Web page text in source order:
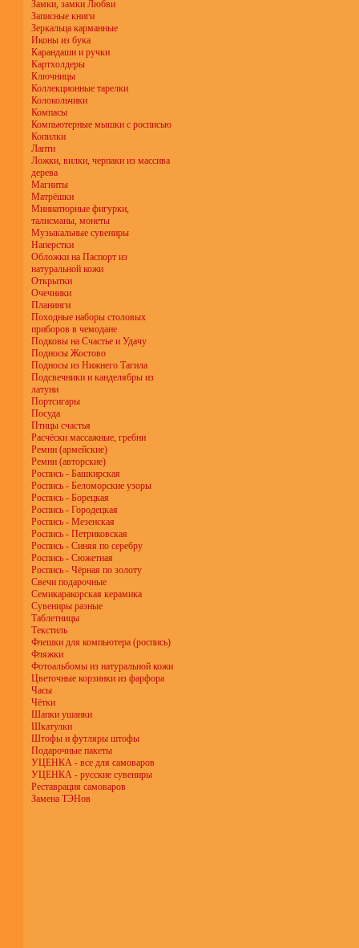
Замки, замки Любви
Записные книги
Зеркальца карманные
Иконы из бука
Карандаши и ручки
Картхолдеры
Ключницы
Коллекционные тарелки
Колокольчики
Компасы
Компьютерные мышки с росписью
Копилки
Лапти
Ложки, вилки, черпаки из массива
дерева
Магниты
Матрёшки
Миниатюрные фигурки,
талисманы, монеты
Музыкальные сувениры
Наперстки
Обложки на Паспорт из
натуральной кожи
Открытки
Очечники
Планинги
Походные наборы столовых
приборов в чемодане
Подковы на Счастье и Удачу
Подносы Жостово
Подносы из Нижнего Тагила
Подсвечники и канделябры из
латуни
Портсигары
Посуда
Птицы счастья
Расчёски массажные, гребни
Ремни (армейские)
Ремни (авторские)
Роспись - Башкирская
Роспись - Беломорские узоры
Роспись - Борецкая
Роспись - Городецкая
Роспись - Мезенская
Роспись - Петриковская
Роспись - Синяя по серебру
Роспись - Сюжетная
Роспись - Чёрная по золоту
Свечи подарочные
Семикаракорская керамика
Сувениры разные
Таблетницы
Текстиль
Флешки для компьютера (роспись)
Фляжки
Фотоальбомы из натуральной кожи
Цветочные корзинки из фарфора
Часы
Чётки
Шапки ушанки
Шкатулки
Штофы и футляры штофы
Подарочные пакеты
УЦЕНКА - все для самоваров
УЦЕНКА - русские сувениры
Реставрация самоваров
Замена ТЭНов